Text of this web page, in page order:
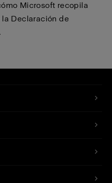
Microsoft recopila
Declaración de